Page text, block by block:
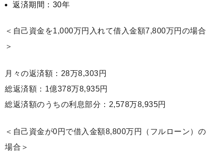
返済期間：30年
＜自己資金を1,000万円入れて借入金額7,800万円の場合
＞
月々の返済額：28万8,303円
総返済額：1億378万8,935円
総返済額のうちの利息部分：2,578万8,935円
＜自己資金が0円で借入金額8,800万円（フルローン）の
場合＞